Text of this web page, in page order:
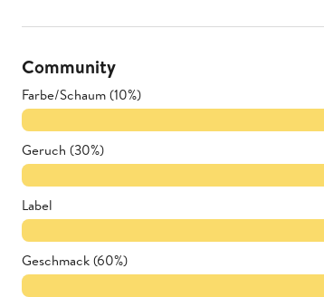
Community
Farbe/Schaum (10%)
Geruch (30%)
Label
Geschmack (60%)